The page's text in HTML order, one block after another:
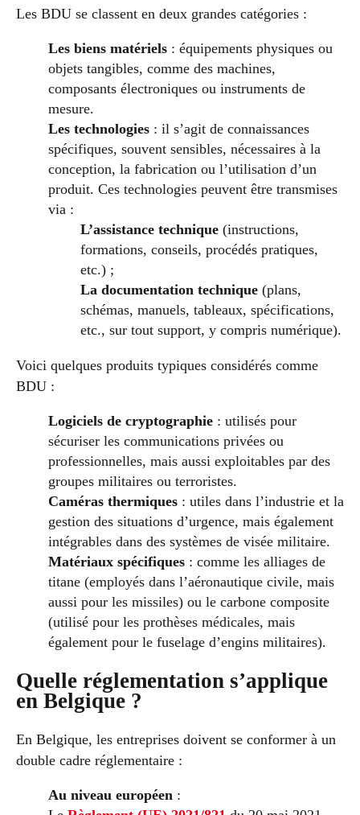
Les BDU se classent en deux grandes catégories :
Les biens matériels : équipements physiques ou
objets tangibles, comme des machines,
composants électroniques ou instruments de
mesure.
Les technologies : il s’agit de connaissances
spécifiques, souvent sensibles, nécessaires à la
conception, la fabrication ou l’utilisation d’un
produit. Ces technologies peuvent être transmises
via :
L’assistance technique (instructions,
formations, conseils, procédés pratiques,
etc.) ;
La documentation technique (plans,
schémas, manuels, tableaux, spécifications,
etc., sur tout support, y compris numérique).
Voici quelques produits typiques considérés comme
BDU :
Logiciels de cryptographie : utilisés pour
sécuriser les communications privées ou
professionnelles, mais aussi exploitables par des
groupes militaires ou terroristes.
Caméras thermiques : utiles dans l’industrie et la
gestion des situations d’urgence, mais également
intégrables dans des systèmes de visée militaire.
Matériaux spécifiques : comme les alliages de
titane (employés dans l’aéronautique civile, mais
aussi pour les missiles) ou le carbone composite
(utilisé pour les prothèses médicales, mais
également pour le fuselage d’engins militaires).
Quelle réglementation s’applique
en Belgique ?
En Belgique, les entreprises doivent se conformer à un
double cadre réglementaire :
Au niveau européen :